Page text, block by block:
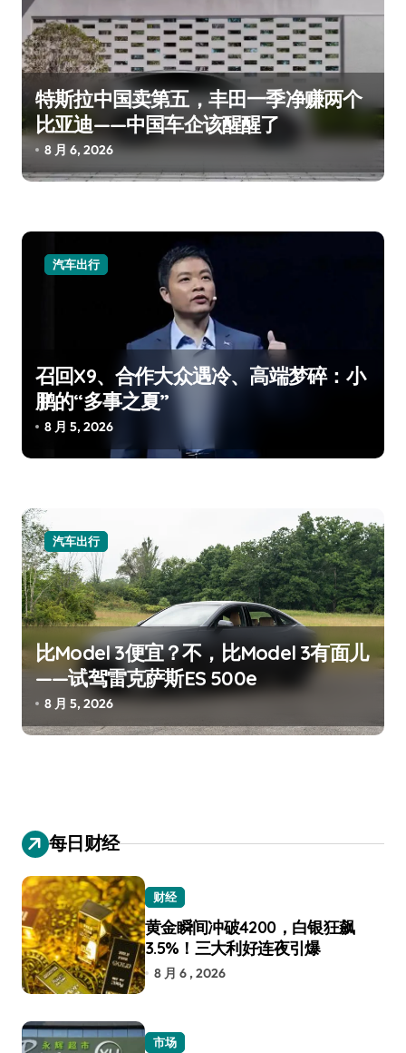
特斯拉中国卖第五，丰田一季净赚两个
比亚迪——中国车企该醒醒了
8 月 6, 2026
汽车出行
召回X9、合作大众遇冷、高端梦碎：小
鹏的“多事之夏”
8 月 5, 2026
汽车出行
比Model 3便宜？不，比Model 3有面儿
——试驾雷克萨斯ES 500e
8 月 5, 2026
每日财经
财经
黄金瞬间冲破4200，白银狂飙
3.5%！三大利好连夜引爆
8 月 6 , 2026
市场